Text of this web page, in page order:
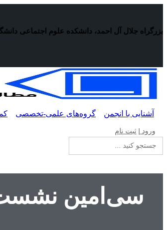
محتوا
بزرگراه جلال آل احمد، دانشکده علوم اجتماعی
آشنایی با انجمن گروه‌های علمی-تخصصی
ورود ثبت نام
جستجو
برای:
سی‌امین نشست